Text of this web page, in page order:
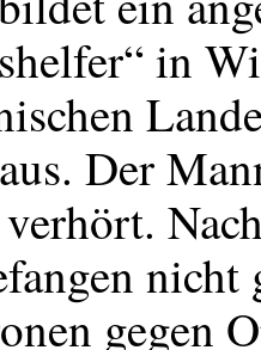
in
Der
gegen